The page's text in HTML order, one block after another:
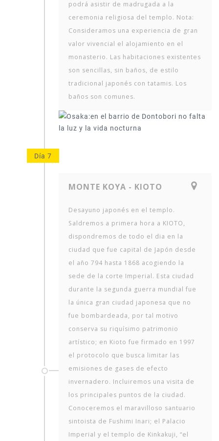
podrá asistir de madrugada a la
ceremonia religiosa del templo. Nota:
Consideramos una experiencia de gran
valor vivencial el alojamiento en el
monasterio. Las habitaciones existentes
son sencillas, sin baños, de estilo
tradicional japonés con tatamis. Los
baños son comunes.
Día 7
MONTE KOYA - KIOTO
Desayuno japonés en el templo.
Saldremos a primera hora a KIOTO,
dispondremos de todo el dia en la
ciudad que fue capital de Japón desde
el año 794 hasta 1868 acogiendo la
sede de la corte Imperial. Esta ciudad
durante la segunda guerra mundial fue
la única gran ciudad japonesa que no
fue bombardeada, por tal motivo
conserva su riquísimo patrimonio
artístico; en Kioto fue firmado en 1997
el protocolo que busca limitar las
emisiones de gases de efecto
invernadero. Incluiremos una visita de
los principales puntos de la ciudad.
Conoceremos el maravilloso santuario
sintoista de Fushimi Inari; el Palacio
Imperial y el templo de Kinkakuji, “el